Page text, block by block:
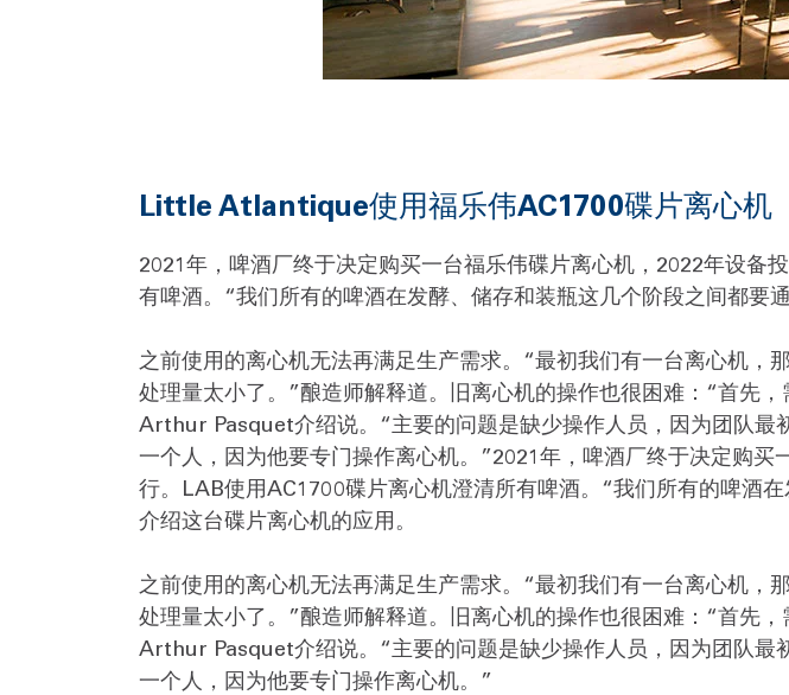
Little Atlantique使用福乐伟AC1700碟片离心机
2021年，啤酒厂终于决定购买一台福乐伟碟片离心机，2022年设
有啤酒。“我们所有的啤酒在发酵、储存和装瓶这几个阶段之间都要
之前使用的离心机无法再满足生产需求。“最初我们有一台离心机
处理量太小了。”酿造师解释道。旧离心机的操作也很困难：“首先
Arthur Pasquet介绍说。“主要的问题是缺少操作人员，因为团队
一个人，因为他要专门操作离心机。”2021年，啤酒厂终于决定购
行。LAB使用AC1700碟片离心机澄清所有啤酒。“我们所有的啤酒
介绍这台碟片离心机的应用。
之前使用的离心机无法再满足生产需求。“最初我们有一台离心机
处理量太小了。”酿造师解释道。旧离心机的操作也很困难：“首先
Arthur Pasquet介绍说。“主要的问题是缺少操作人员，因为团队
一个人，因为他要专门操作离心机。”